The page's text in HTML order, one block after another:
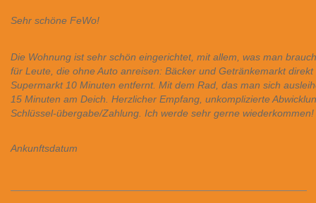
Sehr schöne FeWo!
Die Wohnung ist sehr schön eingerichtet, mit allem, was man
für Leute, die ohne Auto anreisen: Bäcker und Getränkemarkt
Supermarkt 10 Minuten entfernt. Mit dem Rad, das man sich
15 Minuten am Deich. Herzlicher Empfang, unkomplizierte
Schlüssel-übergabe/Zahlung. Ich werde sehr gerne
Ankunftsdatum